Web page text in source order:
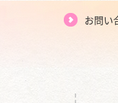
お問い